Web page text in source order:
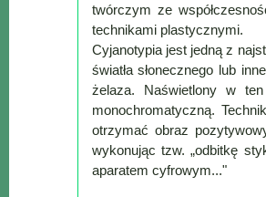
wydarzeń...
twórczym ze
technikami plastycznymi.
Cyjanotypia jest jedną z
światła słonecznego lub
żelaza. Naświetlony w
monochromatyczną.
otrzymać obraz
wykonując tzw. „odbitkę
aparatem cyfrowym..."